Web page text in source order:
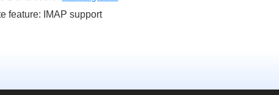
feature: IMAP support